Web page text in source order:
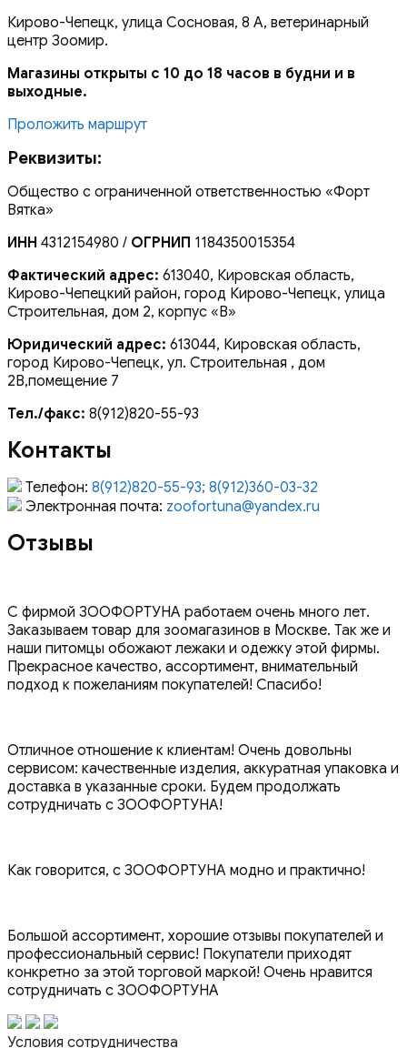
Кирово-Чепецк, улица Сосновая, 8 А, ветеринарный
центр Зоомир.
Магазины открыты с 10 до 18 часов в будни и в
выходные.
Проложить маршрут
Реквизиты:
Общество с ограниченной ответственностью «Форт
Вятка»
ИНН 4312154980 / ОГРНИП 1184350015354
Фактический адрес: 613040, Кировская область,
Кирово-Чепецкий район, город Кирово-Чепецк, улица
Строительная, дом 2, корпус «В»
Юридический адрес: 613044, Кировская область,
город Кирово-Чепецк, ул. Строительная , дом
2В,помещение 7
Тел./факс: 8(912)820-55-93
Контакты
Телефон: 8(912)820-55-93; 8(912)360-03-32
Электронная почта: zoofortuna@yandex.ru
Отзывы
С фирмой ЗООФОРТУНА работаем очень много лет.
Заказываем товар для зоомагазинов в Москве. Так же и
наши питомцы обожают лежаки и одежку этой фирмы.
Прекрасное качество, ассортимент, внимательный
подход к пожеланиям покупателей! Спасибо!
Отличное отношение к клиентам! Очень довольны
сервисом: качественные изделия, аккуратная упаковка и
доставка в указанные сроки. Будем продолжать
сотрудничать с ЗООФОРТУНА!
Как говорится, с ЗООФОРТУНА модно и практично!
Большой ассортимент, хорошие отзывы покупателей и
профессиональный сервис! Покупатели приходят
конкретно за этой торговой маркой! Очень нравится
сотрудничать с ЗООФОРТУНА
Условия сотрудничества